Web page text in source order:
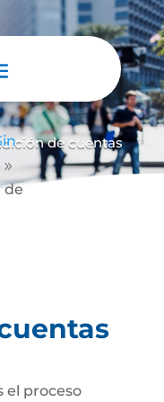
9
de
de cuentas
el proceso